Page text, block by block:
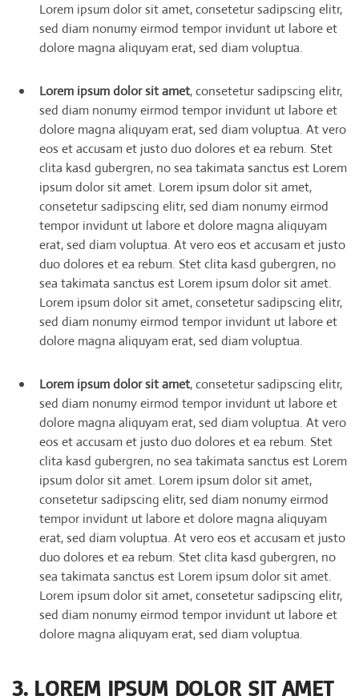
Lorem ipsum dolor sit amet, consetetur sadipscing elitr,
sed diam nonumy eirmod tempor invidunt ut labore et
dolore magna aliquyam erat, sed diam voluptua.
Lorem ipsum dolor sit amet, consetetur sadipscing elitr,
sed diam nonumy eirmod tempor invidunt ut labore et
dolore magna aliquyam erat, sed diam voluptua. At vero
eos et accusam et justo duo dolores et ea rebum. Stet
clita kasd gubergren, no sea takimata sanctus est Lorem
ipsum dolor sit amet. Lorem ipsum dolor sit amet,
consetetur sadipscing elitr, sed diam nonumy eirmod
tempor invidunt ut labore et dolore magna aliquyam
erat, sed diam voluptua. At vero eos et accusam et justo
duo dolores et ea rebum. Stet clita kasd gubergren, no
sea takimata sanctus est Lorem ipsum dolor sit amet.
Lorem ipsum dolor sit amet, consetetur sadipscing elitr,
sed diam nonumy eirmod tempor invidunt ut labore et
dolore magna aliquyam erat, sed diam voluptua.
Lorem ipsum dolor sit amet, consetetur sadipscing elitr,
sed diam nonumy eirmod tempor invidunt ut labore et
dolore magna aliquyam erat, sed diam voluptua. At vero
eos et accusam et justo duo dolores et ea rebum. Stet
clita kasd gubergren, no sea takimata sanctus est Lorem
ipsum dolor sit amet. Lorem ipsum dolor sit amet,
consetetur sadipscing elitr, sed diam nonumy eirmod
tempor invidunt ut labore et dolore magna aliquyam
erat, sed diam voluptua. At vero eos et accusam et justo
duo dolores et ea rebum. Stet clita kasd gubergren, no
sea takimata sanctus est Lorem ipsum dolor sit amet.
Lorem ipsum dolor sit amet, consetetur sadipscing elitr,
sed diam nonumy eirmod tempor invidunt ut labore et
dolore magna aliquyam erat, sed diam voluptua.
3. LOREM IPSUM DOLOR SIT AMET